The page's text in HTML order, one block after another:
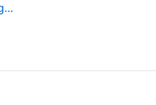
Satisfyer Power Ring - anello fallico vibrante impermeabile - grigio